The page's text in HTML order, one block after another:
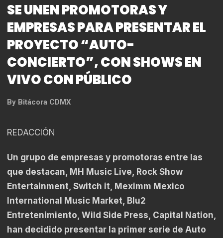
SE UNEN PROMOTORAS Y
EMPRESAS PARA PRESENTAR EL
PROYECTO “AUTO-
CONCIERTO”, CON SHOWS EN
VIVO CON PÚBLICO
By Bitácora CDMX
REDACCIÓN
Un grupo de empresas y promotoras entre las
que destacan, MH Music Live, Rock Show
Entertainment, Switch it, Meximm Mexico
International Music Market, Blu2
Entretenimiento, Wild Side Press, Capital Nation,
han decidido presentar la primer serie de Auto